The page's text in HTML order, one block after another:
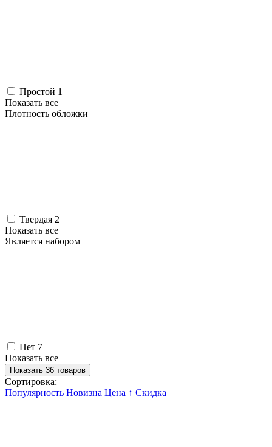
Простой 1
Показать все
Плотность обложки
Твердая 2
Показать все
Является набором
Нет 7
Показать все
Показать 36 товаров
Сортировка:
Популярность Новизна Цена ↑ Скидка